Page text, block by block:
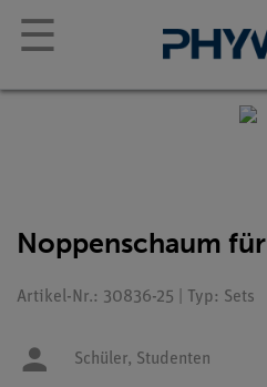
☰
Noppenschaum
Artikel-Nr.: 30836-25 | Typ: Sets
Schüler, Studenten